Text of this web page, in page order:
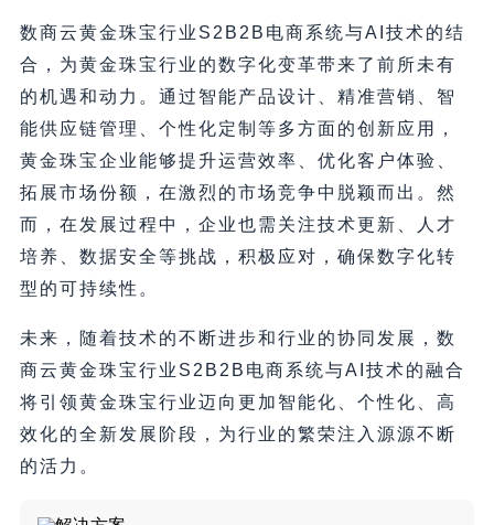
数商云黄金珠宝行业S2B2B电商系统与AI技术的结
合，为黄金珠宝行业的数字化变革带来了前所未有
的机遇和动力。通过智能产品设计、精准营销、智
能供应链管理、个性化定制等多方面的创新应用，
黄金珠宝企业能够提升运营效率、优化客户体验、
拓展市场份额，在激烈的市场竞争中脱颖而出。然
而，在发展过程中，企业也需关注技术更新、人才
培养、数据安全等挑战，积极应对，确保数字化转
型的可持续性。
未来，随着技术的不断进步和行业的协同发展，数
商云黄金珠宝行业S2B2B电商系统与AI技术的融合
将引领黄金珠宝行业迈向更加智能化、个性化、高
效化的全新发展阶段，为行业的繁荣注入源源不断
的活力。